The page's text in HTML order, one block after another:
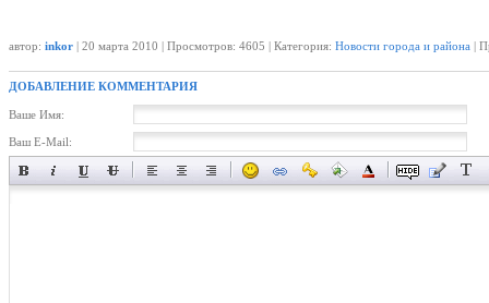
автор: inkor | 20 марта 2010 | Просмотров: 4605 | Категория: Новости города и района |
ДОБАВЛЕНИЕ КОММЕНТАРИЯ
Ваше Имя:
Ваш E-Mail: